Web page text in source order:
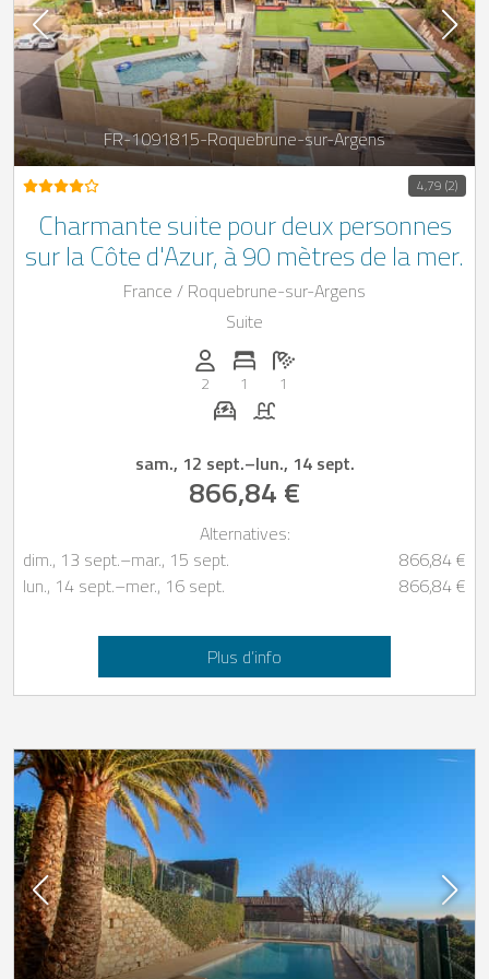
FR-1091815-Roquebrune-sur-Argens
4,79 (2)
Charmante suite pour deux personnes
sur la Côte d'Azur, à 90 mètres de la mer.
France / Roquebrune-sur-Argens
Suite
Personnes (max): 2
2
Nombre de chambres: 1
1
Nombre de salles de bain: 1
1
Station de recharge pour voiture
Piscine
sam., 12 sept.–lun., 14 sept.
866,84 €
Alternatives:
dim., 13 sept.–mar., 15 sept.
866,84 €
lun., 14 sept.–mer., 16 sept. 866,84 €
Plus d’info